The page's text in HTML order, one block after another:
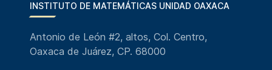
INSTITUTO DE MATEMÁTICAS UNIDAD OAXACA
Antonio de León #2, altos, Col. Centro,
Oaxaca de Juárez, CP. 68000